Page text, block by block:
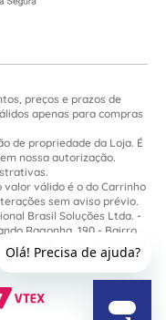
preços e prazos de
apenas para compras
de propriedade da Loja. É
nossa autorização.
valor válido é o do Carrinho
sem aviso prévio.
Brasil Soluções Ltda. -
Ragonha, 190 - Bairro
- SP / CEP: 13.481-316